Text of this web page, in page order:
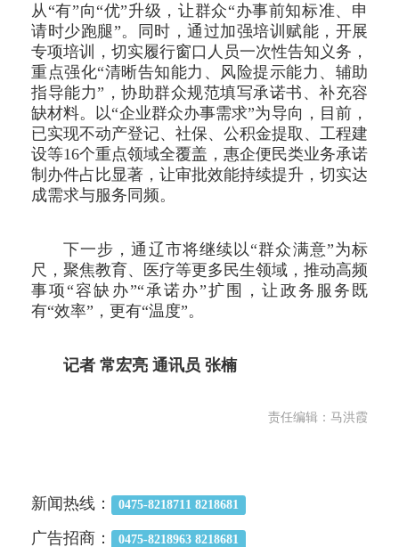
从“有”向“优”升级，让群众“办事前知标准、申
请时少跑腿”。同时，通过加强培训赋能，开展
专项培训，切实履行窗口人员一次性告知义务，
重点强化“清晰告知能力、风险提示能力、辅助
指导能力”，协助群众规范填写承诺书、补充容
缺材料。以“企业群众办事需求”为导向，目前，
已实现不动产登记、社保、公积金提取、工程建
设等16个重点领域全覆盖，惠企便民类业务承诺
制办件占比显著，让审批效能持续提升，切实达
成需求与服务同频。
下一步，通辽市将继续以“群众满意”为标
尺，聚焦教育、医疗等更多民生领域，推动高频
事项“容缺办”“承诺办”扩围，让政务服务既
有“效率”，更有“温度”。
记者 常宏亮 通讯员 张楠
责任编辑：马洪霞
新闻热线： 0475-8218711 8218681
广告招商： 0475-8218963 8218681